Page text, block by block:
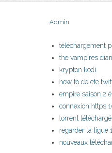
Admin
téléchargement
the vampires
krypton kodi
how to delete
empire saison 2
connexion https
torrent
regarder la ligue
nouveaux